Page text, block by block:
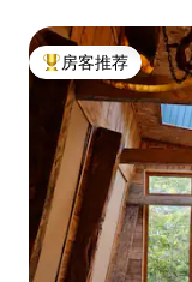
热门「房客推荐」
房客推荐